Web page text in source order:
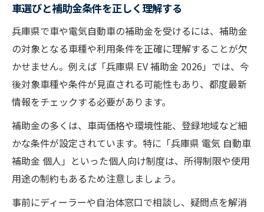
車選びと補助金条件を正しく理解する
兵庫県で車や電気自動車の補助金を受けるには、補助金
の対象となる車種や利用条件を正確に理解することが欠
かせません。例えば「兵庫県 EV 補助金 2026」では、今
後対象車種や条件が見直される可能性もあり、都度最新
情報をチェックする必要があります。
補助金の多くは、車両価格や環境性能、登録地域など細
かな条件が設定されています。特に「兵庫県 電気 自動車
補助金 個人」といった個人向け制度は、所得制限や使用
用途の制約もあるため注意しましょう。
事前にディーラーや自治体窓口で相談し、疑問点を解消